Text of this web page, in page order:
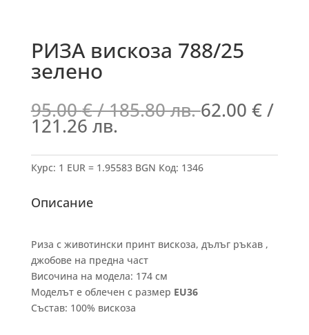
РИЗА вискоза 788/25
зелено
95.00€/ 185.80 лв.62.00 €/
121.26 лв.
Курс: 1 EUR = 1.95583 BGN Код: 1346
Описание
Риза с животински принт вискоза, дълъг ръкав ,
джобове на предна част
Височина на модела: 174 см
Моделът е облечен с размер EU36
Състав: 100% вискоза